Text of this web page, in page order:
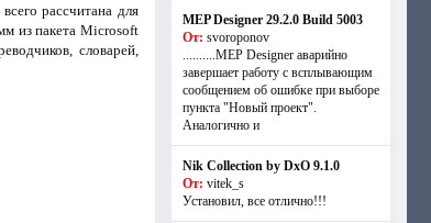
рассчитана для
из пакета Microsoft
словарей,
MEP Designer 29.2.0 Build 5003
От: svoroponov
..........MEP Designer аварийно
завершает работу с всплывающим
сообщением об ошибке при выборе
пункта "Новый проект".
Аналогично и
Nik Collection by DxO 9.1.0
От: vitek_s
Установил, все отлично!!!